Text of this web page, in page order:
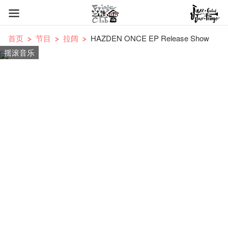
首页 节目 拉阔
HAZDEN ONCE EP Release Show
摇滚音乐